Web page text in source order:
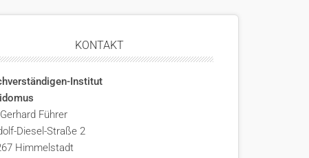
KONTAKT
Institut
Führer
Diesel-Straße 2
Himmelstadt